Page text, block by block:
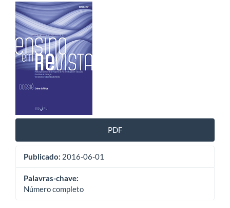
Barra
lateral
de
artigos
PDF
Publicado: 2016-06-01
Palavras-chave:
Número completo